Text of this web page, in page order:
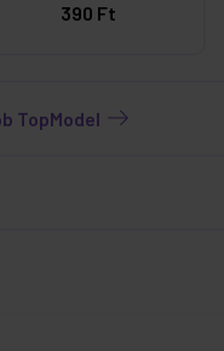
390 Ft
TopModel